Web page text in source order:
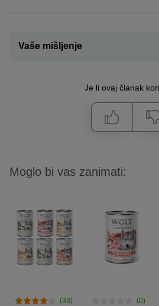
Vaše mišljenje
Je li ovaj članak
Moglo bi vas zanimati:
(33) (0)